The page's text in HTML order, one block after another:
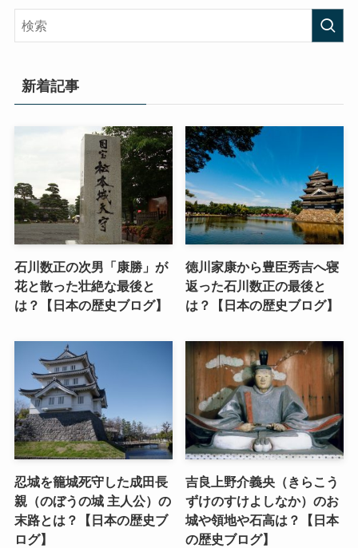
新着記事
石川数正の次男「康勝」が
花と散った壮絶な最後と
は？【日本の歴史ブログ】
徳川家康から豊臣秀吉へ寝
返った石川数正の最後と
は？【日本の歴史ブログ】
忍城を籠城死守した成田長
親（のぼうの城 主人公）の
末路とは？【日本の歴史ブ
ログ】
吉良上野介義央（きらこう
ずけのすけよしなか）のお
城や領地や石高は？【日本
の歴史ブログ】